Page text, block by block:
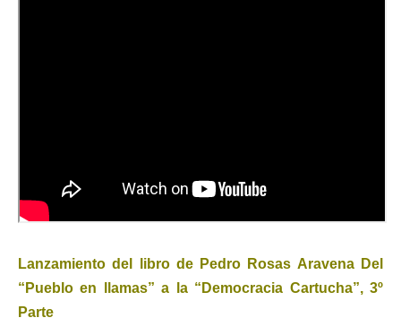
Lanzamiento del libro de Pedro Rosas Aravena Del
“Pueblo en llamas” a la “Democracia Cartucha”, 3º
Parte